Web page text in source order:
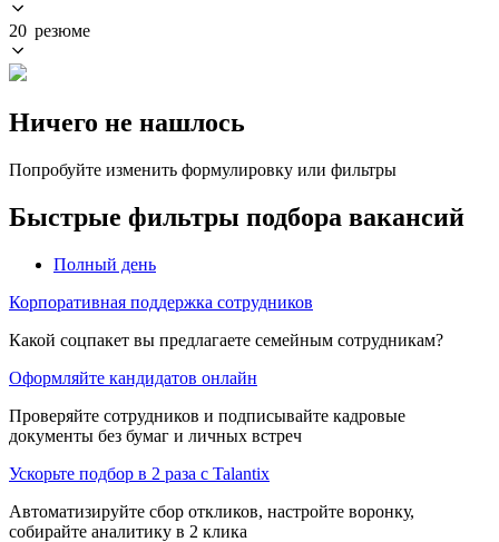
20 резюме
Ничего не нашлось
Попробуйте изменить формулировку или фильтры
Быстрые фильтры подбора вакансий
Полный день
Корпоративная поддержка сотрудников
Какой соцпакет вы предлагаете семейным сотрудникам?
Оформляйте кандидатов онлайн
Проверяйте сотрудников и подписывайте кадровые
документы без бумаг и личных встреч
Ускорьте подбор в 2 раза с Talantix
Автоматизируйте сбор откликов, настройте воронку,
собирайте аналитику в 2 клика